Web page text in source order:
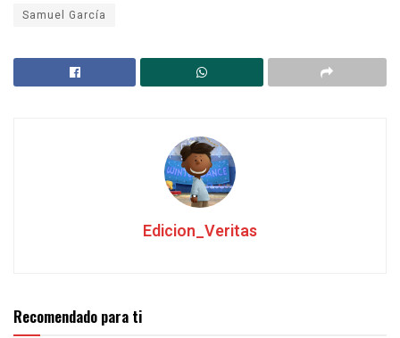
Samuel García
Edicion_Veritas
Recomendado para ti